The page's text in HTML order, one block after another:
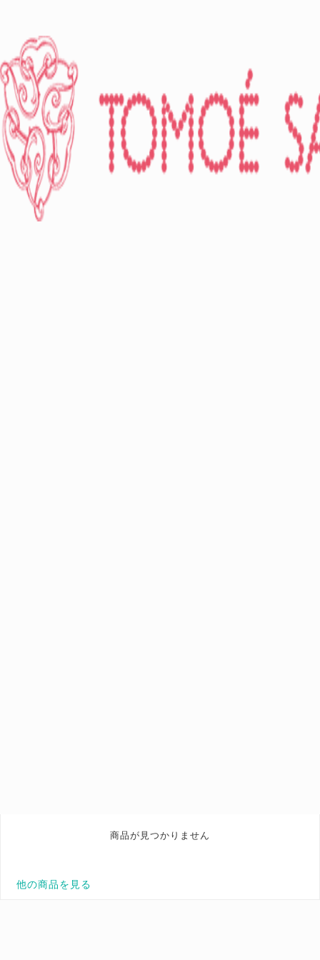
商品が見つかりません
他の商品を見る